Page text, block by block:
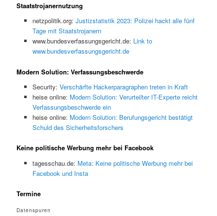
Staatstrojanernutzung
netzpolitik.org: Justizstatistik 2023: Polizei hackt alle fünf
Tage mit Staatstrojanern
www.bundesverfassungsgericht.de: Link to
www.bundesverfassungsgericht.de
Modern Solution: Verfassungsbeschwerde
Security: Verschärfte Hackerparagraphen treten in Kraft
heise online: Modern Solution: Verurteilter IT-Experte reicht
Verfassungsbeschwerde ein
heise online: Modern Solution: Berufungsgericht bestätigt
Schuld des Sicherheitsforschers
Keine politische Werbung mehr bei Facebook
tagesschau.de: Meta: Keine politische Werbung mehr bei
Facebook und Insta
Termine
Datenspuren